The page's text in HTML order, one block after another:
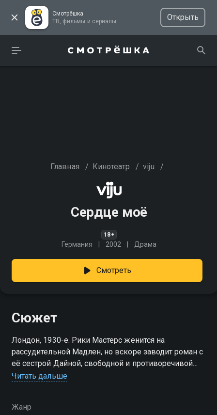
Смотрёшка
ТВ, фильмы и сериалы
Открыть
Главная / Кинотеатр / viju /
Сердце моё
18+
Германия 2002 Драма
Смотреть
Сюжет
Лондон, 1930-е. Рики Мастерс женится на
рассудительной Мадлен, но вскоре заводит роман с
её сестрой Дайной, свободной и противоречивой
натурой. Их тайная связь приводит к трагедии,
свет на их сложные отношения.
Читать дальше
Жанр